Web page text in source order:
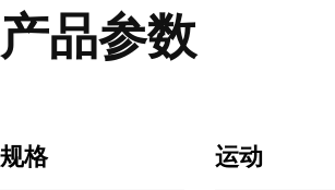
产品参数
规格 运动